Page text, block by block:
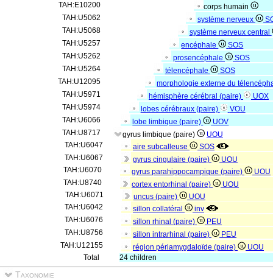
TAH:E10200
corps humain
TAH:U5062
système nerveux
TAH:U5068
système nerveux central
TAH:U5257
encéphale
SOS
TAH:U5262
prosencéphale
SOS
TAH:U5264
télencéphale
SOS
TAH:U12095
morphologie externe du
TAH:U5971
hémisphère cérébral (paire)
UOX
TAH:U5974
lobes cérébraux (paire)
VOU
TAH:U6066
lobe limbique (paire)
UOV
TAH:U8717
gyrus limbique (paire)
UOU
TAH:U6047
aire subcalleuse
SOS
TAH:U6067
gyrus cingulaire (paire)
UOU
TAH:U6070
gyrus parahippocampique (paire)
UOU
TAH:U8740
cortex entorhinal (paire)
UOU
TAH:U6071
uncus (paire)
UOU
TAH:U6042
sillon collatéral
inv
TAH:U6076
sillon rhinal (paire)
PEU
TAH:U8756
sillon intrarhinal (paire)
PEU
TAH:U12155
région périamygdaloïde (paire)
UOU
Total
24 children
Taxonomie